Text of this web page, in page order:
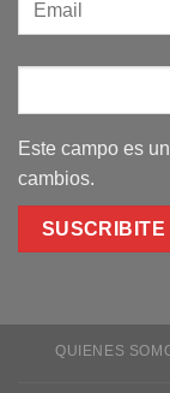
Este campo es
cambios.
QUIENES